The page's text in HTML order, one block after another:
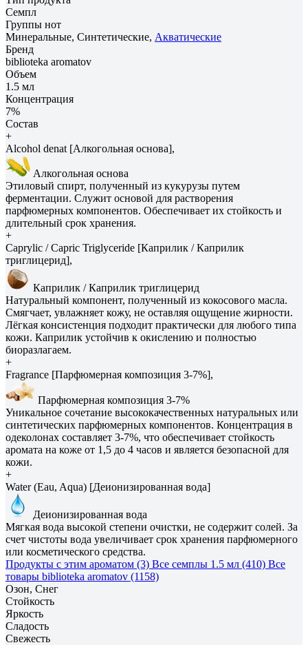
Семпл
Группы нот
Минеральные, Синтетические, Акватические
Бренд
biblioteka aromatov
Объем
1.5 мл
Концентрация
7%
Состав
+
Alcohol denat [Алкогольная основа],
Алкогольная основа
Этиловый спирт, полученный из кукурузы путем
ферментации. Служит основой для растворения
парфюмерных компонентов. Обеспечивает их стойкость и
длительный срок хранения.
+
Caprylic / Capric Triglyceride [Каприлик / Каприлик
триглицерид],
Каприлик / Каприлик триглицерид
Натуральный компонент, полученный из кокосового масла.
Смягчает, увлажняет кожу, не оставляя ощущение жирности.
Лёгкая консистенция подходит практически для любого типа
кожи. Каприлик устойчив к окислению и полностью
биоразлагаем.
+
Fragrance [Парфюмерная композиция 3-7%],
Парфюмерная композиция 3-7%
Уникальное сочетание высококачественных натуральных или
синтетических парфюмерных компонентов. Концентрация в
одеколонах составляет 3-7%, что обеспечивает стойкость
аромата на коже от 1,5 до 4 часов и является безопасной для
кожи.
+
Water (Eau, Aqua) [Деионизированная вода]
Деионизированная вода
Мягкая вода высокой степени очистки, не содержит солей. За
счет чистоты вода увеличивает срок хранения парфюмерного
или косметического средства.
Продукты с этим ароматом (3) Все семплы 1.5 мл (410) Все
товары biblioteka aromatov (1158)
Озон, Снег
Стойкость
Яркость
Сладость
Свежесть